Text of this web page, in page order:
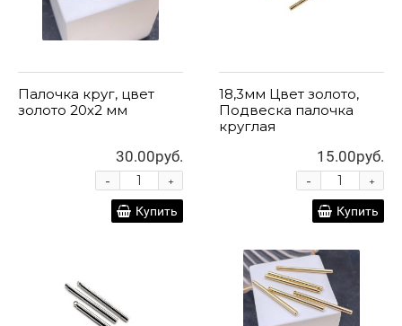
Палочка круг, цвет
золото 20х2 мм
30.00руб.
+
-
Купить
18,3мм Цвет золото,
Подвеска палочка
круглая
15.00руб.
+
-
Купить